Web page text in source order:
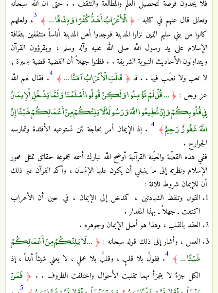
فلا يجدون فرصة لتحصيل العلم والمطالعة والتثقف . . حتى أن اللَّه سبحانه
وتعالى قال عنهم في كتابه : ﴿ الْأَعْرَابُ أَشَدُّ كُفْرًا وَنِفَاقًا ... ﴾ 3، ولعلهم
كانوا من بني سليم الذين نزلوا المدينة فوجدوا أهل المدينة أناساً متثقفين‏ بثقافة
الإسلام على يد رسول اللَّه‏ صلى الله عليه وآله وسلم ، ويقرؤون القرآن
ويتداولون الأحاديث النبوية الشريفة . . فظنوا جهلاً أن‏ القضية قضية يسيرة ؛
لا تعب ولا نصَب فيها . . فـ ﴿ قَالَتِ الْأَعْرَابُ آمَنَّا ... ﴾ 4. فقال لهم اللَّه
عز وجل : ﴿ ... قُلْ لَمْ تُؤْمِنُوا وَلَٰكِنْ قُولُوا أَسْلَمْنَا وَلَمَّا يَدْخُلِ الْإِيمَانُ
فِي قُلُوبِكُمْ وَإِنْ تُطِيعُوا اللَّهَ وَرَسُولَهُ لَا يَلِتْكُمْ مِنْ أَعْمَالِكُمْ شَيْئًا إِنَّ
اللَّهَ غَفُورٌ رَحِيمٌ﴾ 4. إذ الإيمان أمر بحاجة لئن تستوعبه الأفئدة وتمارسه
الجوارح .
ففي هذه القصّة والعيّنة القرآنية أوضح اللَّه تبارك أسمه مجموعة حقائق تمثل محور
الإسلام ونظرته إلى ما ينبغي أن يكون‏ عليها الإنسان ، وأكد القرآن عبر ذلك
أن للإيمان شروط ثلاثة :
القول وتلفظ الشهادتين ، كمدخل إلى الإيمان ، في حين أن الأعراب
اكتفت ـ جهلاً ـ بهذا المقدار .
العقد بالقلب ، وهذا هو أصل الإيمان وجوهره .
العمل ، وأشار إلى ذلك قوله سبحانه : ﴿ ... لَا يَلِتْكُمْ مِنْ أَعْمَالِكُمْ
شَيْئًا ... ﴾ 4. فقولٌ بلا قلبٍ ، وقلبٌ بلا عملٍ ، لا يعني شيئاً أبداً ، إذ
الكل جزءٌ لا يتجزأ مهما تقلبت الأحوال واختلفت الظروف . . ﴿ فَمَنْ
5